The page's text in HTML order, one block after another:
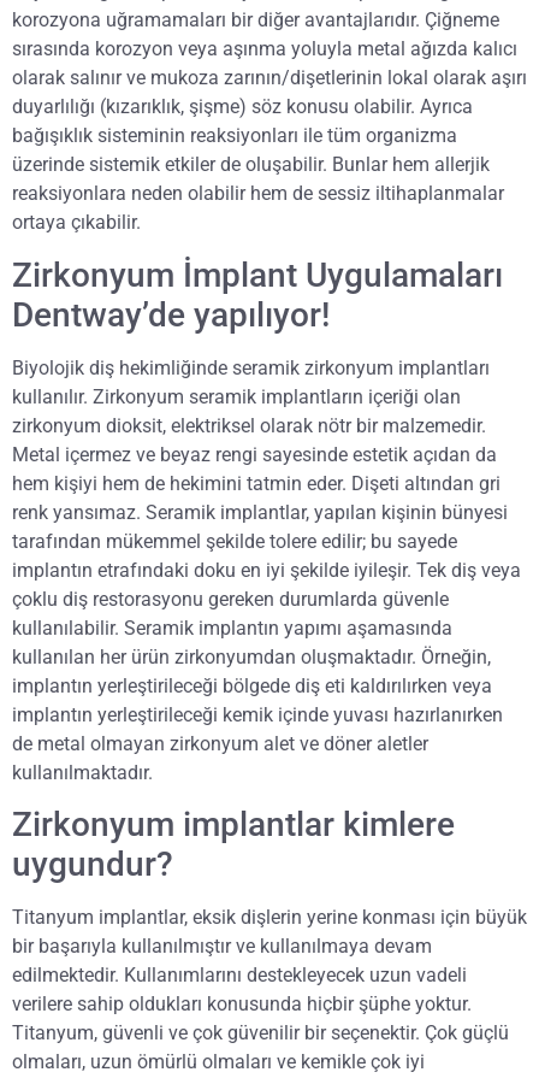
korozyona uğramamaları bir diğer avantajlarıdır. Çiğneme
sırasında korozyon veya aşınma yoluyla metal ağızda kalıcı
olarak salınır ve mukoza zarının/dişetlerinin lokal olarak aşırı
duyarlılığı (kızarıklık, şişme) söz konusu olabilir. Ayrıca
bağışıklık sisteminin reaksiyonları ile tüm organizma
üzerinde sistemik etkiler de oluşabilir. Bunlar hem allerjik
reaksiyonlara neden olabilir hem de sessiz iltihaplanmalar
ortaya çıkabilir.
Zirkonyum İmplant Uygulamaları
Dentway’de yapılıyor!
Biyolojik diş hekimliğinde seramik zirkonyum implantları
kullanılır. Zirkonyum seramik implantların içeriği olan
zirkonyum dioksit, elektriksel olarak nötr bir malzemedir.
Metal içermez ve beyaz rengi sayesinde estetik açıdan da
hem kişiyi hem de hekimini tatmin eder. Dişeti altından gri
renk yansımaz. Seramik implantlar, yapılan kişinin bünyesi
tarafından mükemmel şekilde tolere edilir; bu sayede
implantın etrafındaki doku en iyi şekilde iyileşir. Tek diş veya
çoklu diş restorasyonu gereken durumlarda güvenle
kullanılabilir. Seramik implantın yapımı aşamasında
kullanılan her ürün zirkonyumdan oluşmaktadır. Örneğin,
implantın yerleştirileceği bölgede diş eti kaldırılırken veya
implantın yerleştirileceği kemik içinde yuvası hazırlanırken
de metal olmayan zirkonyum alet ve döner aletler
kullanılmaktadır.
Zirkonyum implantlar kimlere
uygundur?
Titanyum implantlar, eksik dişlerin yerine konması için büyük
bir başarıyla kullanılmıştır ve kullanılmaya devam
edilmektedir. Kullanımlarını destekleyecek uzun vadeli
verilere sahip oldukları konusunda hiçbir şüphe yoktur.
Titanyum, güvenli ve çok güvenilir bir seçenektir. Çok güçlü
olmaları, uzun ömürlü olmaları ve kemikle çok iyi